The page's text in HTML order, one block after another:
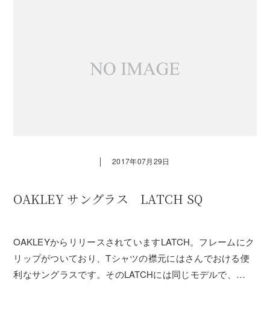
｜ 2017年07月29日
OAKLEY サングラス LATCH SQ
OAKLEYからリリースされていますLATCH。フレームにク
リップがついており、Tシャツの襟元にはさんでおける便
利なサングラスです。そのLATCHには同じモデルで、